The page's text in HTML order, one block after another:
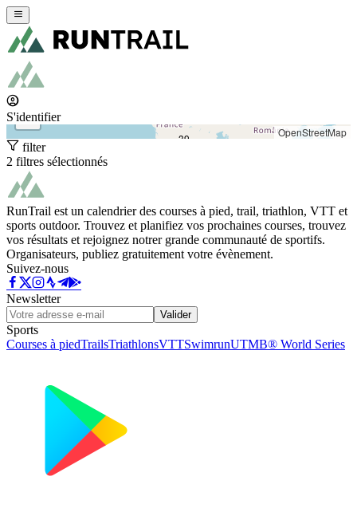
S'identifier
39
+
−
OpenStreetMap
filter
2 filtres sélectionnés
RunTrail est un calendrier des courses à pied, trail, triathlon, VTT et
sports outdoor. Trouvez et planifiez vos prochaines courses, trouvez
vos résultats et rejoignez notrer grande communauté de sportifs.
Organisateurs, publiez gratuitement votre évènement.
Suivez-nous
Newsletter
Valider
Sports
Courses à piedTrailsTriathlonsVTTSwimrunUTMB® World Series